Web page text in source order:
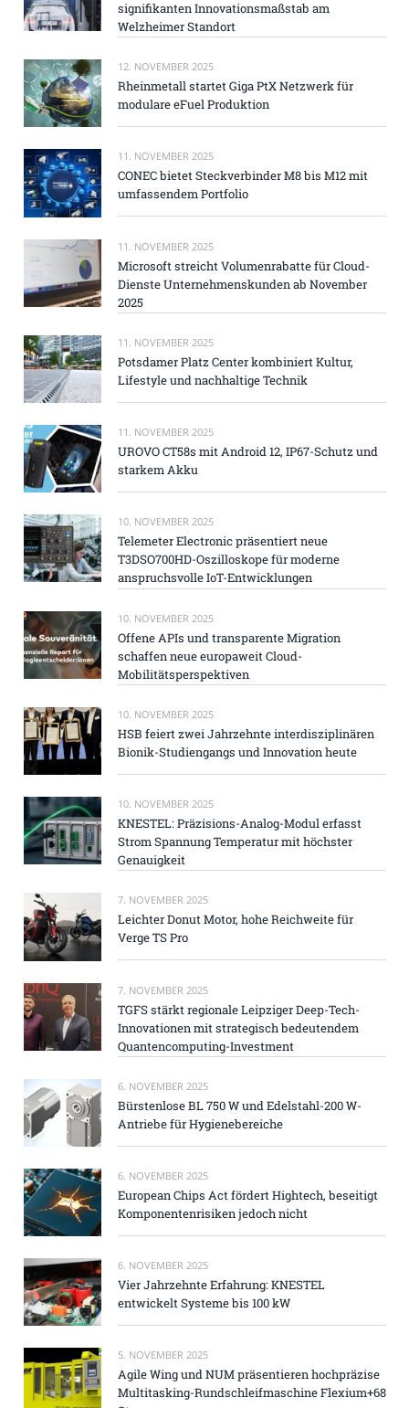
signifikanten Innovationsmaßstab am
Welzheimer Standort
12. NOVEMBER 2025
Rheinmetall startet Giga PtX Netzwerk für
modulare eFuel Produktion
11. NOVEMBER 2025
CONEC bietet Steckverbinder M8 bis M12 mit
umfassendem Portfolio
11. NOVEMBER 2025
Microsoft streicht Volumenrabatte für Cloud-
Dienste Unternehmenskunden ab November
2025
11. NOVEMBER 2025
Potsdamer Platz Center kombiniert Kultur,
Lifestyle und nachhaltige Technik
11. NOVEMBER 2025
UROVO CT58s mit Android 12, IP67-Schutz und
starkem Akku
10. NOVEMBER 2025
Telemeter Electronic präsentiert neue
T3DSO700HD-Oszilloskope für moderne
anspruchsvolle IoT-Entwicklungen
10. NOVEMBER 2025
Offene APIs und transparente Migration
schaffen neue europaweit Cloud-
Mobilitätsperspektiven
10. NOVEMBER 2025
HSB feiert zwei Jahrzehnte interdisziplinären
Bionik-Studiengangs und Innovation heute
10. NOVEMBER 2025
KNESTEL: Präzisions-Analog-Modul erfasst
Strom Spannung Temperatur mit höchster
Genauigkeit
7. NOVEMBER 2025
Leichter Donut Motor, hohe Reichweite für
Verge TS Pro
7. NOVEMBER 2025
TGFS stärkt regionale Leipziger Deep-Tech-
Innovationen mit strategisch bedeutendem
Quantencomputing-Investment
6. NOVEMBER 2025
Bürstenlose BL 750 W und Edelstahl-200 W-
Antriebe für Hygienebereiche
6. NOVEMBER 2025
European Chips Act fördert Hightech, beseitigt
Komponentenrisiken jedoch nicht
6. NOVEMBER 2025
Vier Jahrzehnte Erfahrung: KNESTEL
entwickelt Systeme bis 100 kW
5. NOVEMBER 2025
Agile Wing und NUM präsentieren hochpräzise
Multitasking-Rundschleifmaschine Flexium+68